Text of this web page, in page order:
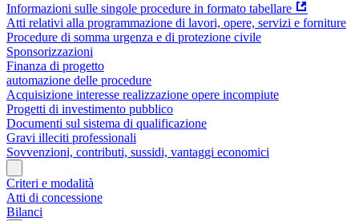
Informazioni sulle singole procedure in formato tabellare
Atti relativi alla programmazione di lavori, opere, servizi e forniture
Procedure di somma urgenza e di protezione civile
Sponsorizzazioni
Finanza di progetto
automazione delle procedure
Acquisizione interesse realizzazione opere incompiute
Progetti di investimento pubblico
Documenti sul sistema di qualificazione
Gravi illeciti professionali
Sovvenzioni, contributi, sussidi, vantaggi economici
Criteri e modalità
Atti di concessione
Bilanci